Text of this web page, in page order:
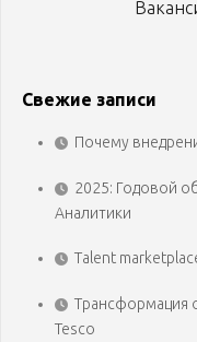
Свежие записи
Почему
2025: Годовой
Аналитики
Talent
Трансформация
Tesco